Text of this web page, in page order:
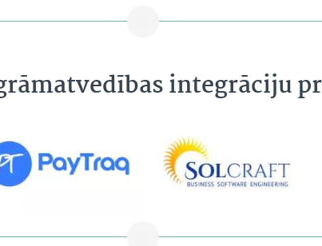
integrāciju